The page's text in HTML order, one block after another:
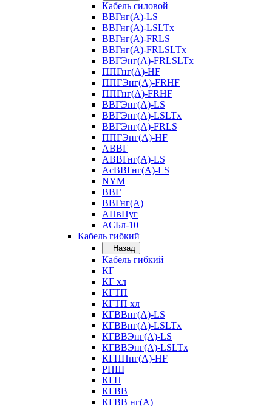
Кабель силовой
ВВГнг(А)-LS
ВВГнг(А)-LSLTx
ВВГнг(А)-FRLS
ВВГнг(А)-FRLSLTx
ВВГЭнг(А)-FRLSLTx
ППГнг(А)-HF
ППГЭнг(А)-FRHF
ППГнг(А)-FRHF
ВВГЭнг(А)-LS
ВВГЭнг(А)-LSLTx
ВВГЭнг(А)-FRLS
ППГЭнг(А)-HF
АВВГ
АВВГнг(А)-LS
АсВВГнг(А)-LS
NYM
ВВГ
ВВГнг(А)
АПвПуг
АСБл-10
Кабель гибкий
Назад
Кабель гибкий
КГ
КГ хл
КГТП
КГТП хл
КГВВнг(А)-LS
КГВВнг(А)-LSLTx
КГВВЭнг(А)-LS
КГВВЭнг(А)-LSLTx
КГППнг(А)-HF
РПШ
КГН
КГВВ
КГВВ нг(А)